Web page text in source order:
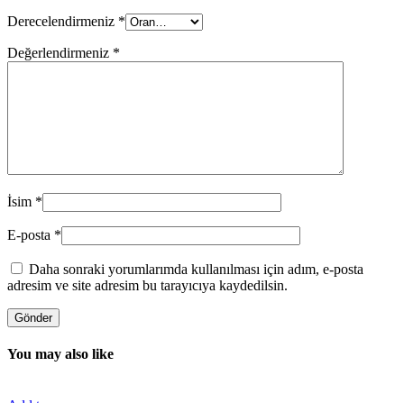
Derecelendirmeniz *
Değerlendirmeniz *
İsim *
E-posta *
Daha sonraki yorumlarımda kullanılması için adım, e-posta
adresim ve site adresim bu tarayıcıya kaydedilsin.
You may also like